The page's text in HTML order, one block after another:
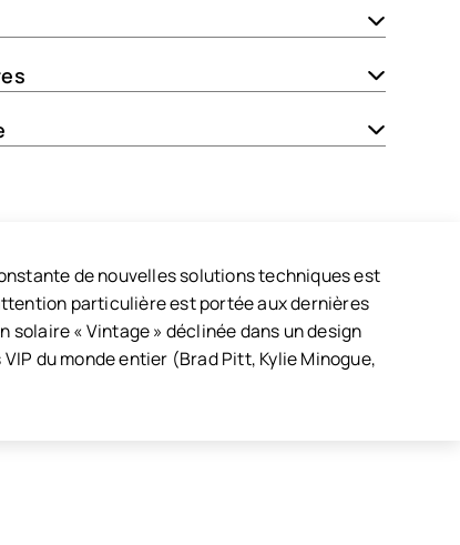
de nouvelles solutions techniques est
particulière est portée aux dernières
« Vintage » déclinée dans un design
du monde entier (Brad Pitt, Kylie Minogue,